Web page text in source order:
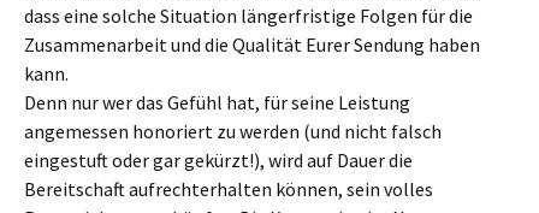
dass eine solche Situation längerfristige Folgen für die
Zusammenarbeit und die Qualität Eurer Sendung haben
kann.
Denn nur wer das Gefühl hat, für seine Leistung
angemessen honoriert zu werden (und nicht falsch
eingestuft oder gar gekürzt!), wird auf Dauer die
Bereitschaft aufrechterhalten können, sein volles